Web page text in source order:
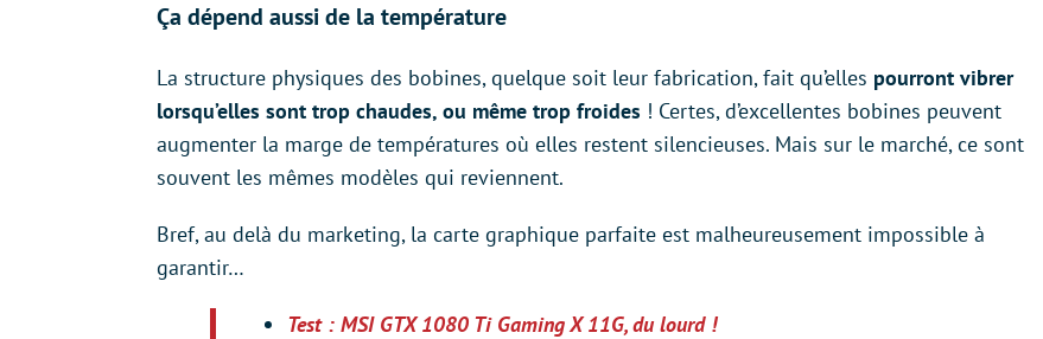
Ça dépend aussi de la température
La structure physiques des bobines, quelque soit leur fabrication, fait qu’elles pourront vibrer
lorsqu’elles sont trop chaudes, ou même trop froides ! Certes, d’excellentes bobines peuvent
augmenter la marge de températures où elles restent silencieuses. Mais sur le marché, ce sont
souvent les mêmes modèles qui reviennent.
Bref, au delà du marketing, la carte graphique parfaite est malheureusement impossible à
garantir…
Test : MSI GTX 1080 Ti Gaming X 11G, du lourd !